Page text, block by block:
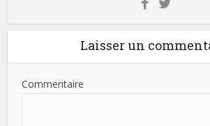
Laisser un
Commentaire